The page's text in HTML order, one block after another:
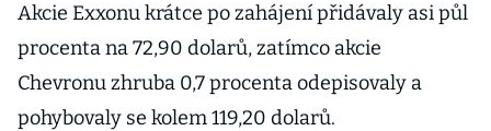
Akcie Exxonu krátce po zahájení přidávaly asi půl
procenta na 72,90 dolarů, zatímco akcie
Chevronu zhruba 0,7 procenta odepisovaly a
pohybovaly se kolem 119,20 dolarů.